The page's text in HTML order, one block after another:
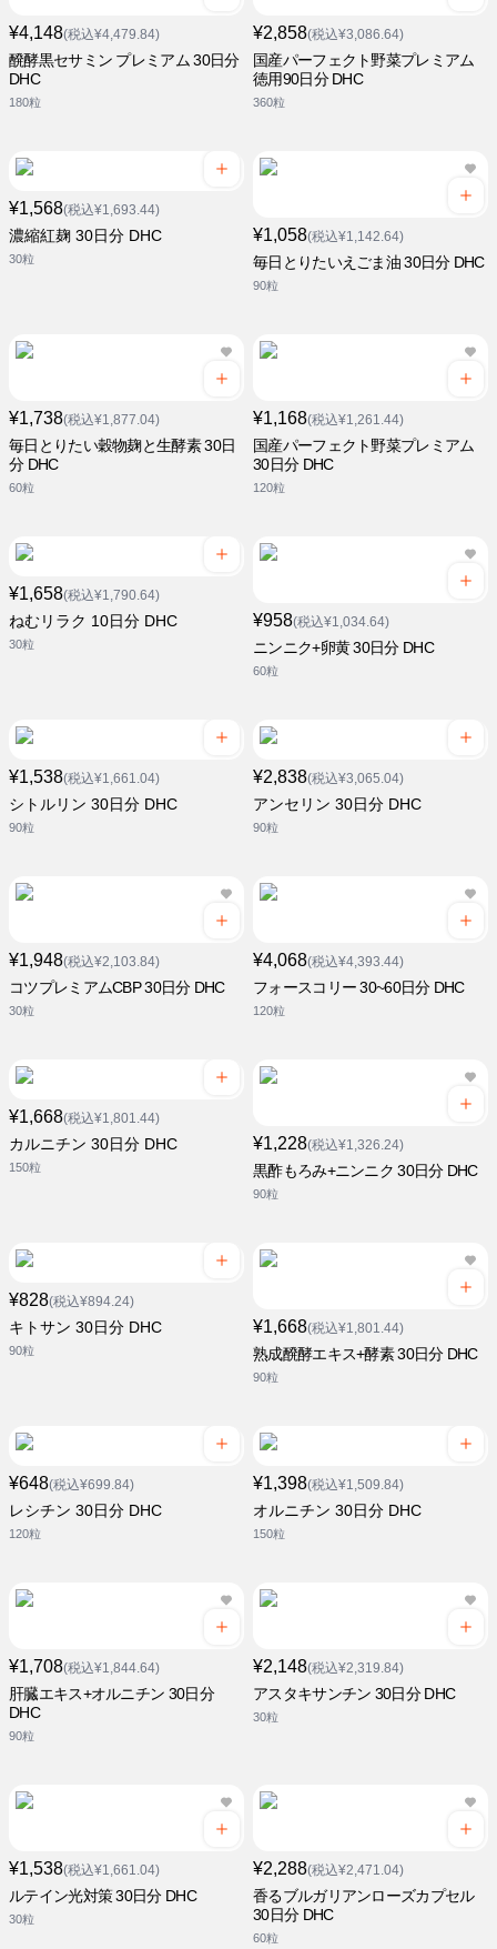
¥4,148(税込¥4,479.84)
醗酵黒セサミン プレミアム 30日分
DHC
180粒
¥2,858(税込¥3,086.64)
国産パーフェクト野菜プレミアム
徳用90日分 DHC
360粒
¥1,568(税込¥1,693.44)
濃縮紅麹 30日分 DHC
30粒
¥1,058(税込¥1,142.64)
毎日とりたいえごま油 30日分 DHC
90粒
¥1,738(税込¥1,877.04)
毎日とりたい穀物麹と生酵素 30日
分 DHC
60粒
¥1,168(税込¥1,261.44)
国産パーフェクト野菜プレミアム
30日分 DHC
120粒
¥1,658(税込¥1,790.64)
ねむリラク 10日分 DHC
30粒
¥958(税込¥1,034.64)
ニンニク+卵黄 30日分 DHC
60粒
¥1,538(税込¥1,661.04)
シトルリン 30日分 DHC
90粒
¥2,838(税込¥3,065.04)
アンセリン 30日分 DHC
90粒
¥1,948(税込¥2,103.84)
コツプレミアムCBP 30日分 DHC
30粒
¥4,068(税込¥4,393.44)
フォースコリー 30~60日分 DHC
120粒
¥1,668(税込¥1,801.44)
カルニチン 30日分 DHC
150粒
¥1,228(税込¥1,326.24)
黒酢もろみ+ニンニク 30日分 DHC
90粒
¥828(税込¥894.24)
キトサン 30日分 DHC
90粒
¥1,668(税込¥1,801.44)
熟成醗酵エキス+酵素 30日分 DHC
90粒
¥648(税込¥699.84)
レシチン 30日分 DHC
120粒
¥1,398(税込¥1,509.84)
オルニチン 30日分 DHC
150粒
¥1,708(税込¥1,844.64)
肝臓エキス+オルニチン 30日分
DHC
90粒
¥2,148(税込¥2,319.84)
アスタキサンチン 30日分 DHC
30粒
¥1,538(税込¥1,661.04)
ルテイン光対策 30日分 DHC
30粒
¥2,288(税込¥2,471.04)
香るブルガリアンローズカプセル
30日分 DHC
60粒